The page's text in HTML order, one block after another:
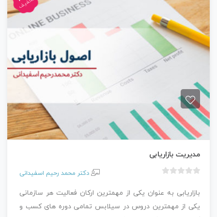
مدیریت بازاریابی
د
ن
دکتر محمد رحیم اسفیدانی
بازاریابی به عنوان یکی از مهمترین ارکان فعالیت هر سازمانی
یکی از مهمترین دروس در سیلابس تمامی دوره های کسب و